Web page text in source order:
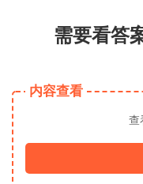
需要看答
内容查看
查